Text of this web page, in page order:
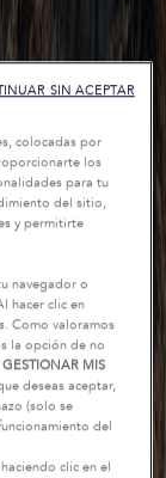
colocadas por
los
para tu
del sitio,
y permitirte
navegador o
hacer clic en
Como valoramos
la opción de no
GESTIONAR MIS
deseas aceptar,
(solo se
del
clic en el
SIN ACEPTAR